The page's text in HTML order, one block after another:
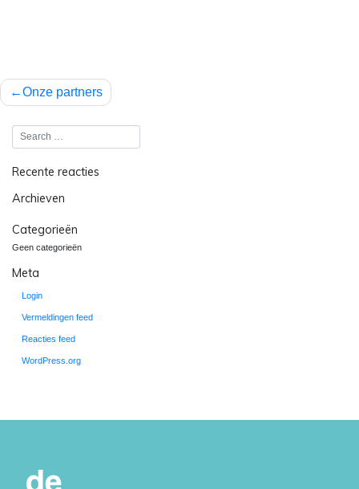
Bericht
navigatie
Onze partners
Recente reacties
Archieven
Categorieën
Geen categorieën
Meta
Login
Vermeldingen feed
Reacties feed
WordPress.org